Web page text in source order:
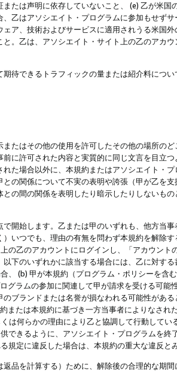
たは声明に依存していないこと、 (e) 乙が米
乙はアソシエイト・プログラムに参加もせず
ア、技術およびサービスに適用されうる米国
。乙は、アソシエイト・サイト上の乙のアカ
待できるトラフィックの量または紹介料につ
たはその他の使用を許可したその他の場所の
に許可された内容と実質的に同じ文言を目立
た場合以外に、本規約またはアソシエイト・
の関係について不実の表明や誇張（甲が乙を
の間の関係を表明したり暗示したりしないもの
開始します。乙または甲のいずれも、他方当
いつでも、理由の有無を問わず本規約を解除
の乙のアカウントにログインし、「アカウン
下のいずれかに該当する場合には、乙に対す
、 (b) 甲が本規約（プログラム・ポリシーを含
グラムの参加に関連して甲が請求を受ける可
ブランドまたは名誉が損なわれる可能性があ
たは本規約に基づき一方当事者によりなされ
は何らかの理由により乙と協調して行動して
できるように、アソシエイト・プログラムを
定に違反した場合は、本規約の重大な違反と
品を計算する）ために、解除後の合理的な期